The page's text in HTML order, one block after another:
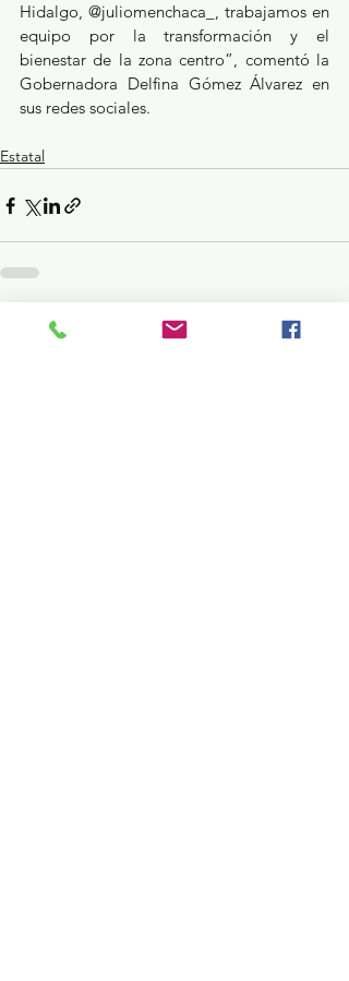
Hidalgo, @juliomenchaca_, trabajamos en
equipo por la transformación y el
bienestar de la zona centro”, comentó la
Gobernadora Delfina Gómez Álvarez en
sus redes sociales.
Estatal
Entradas recientes Ver todo